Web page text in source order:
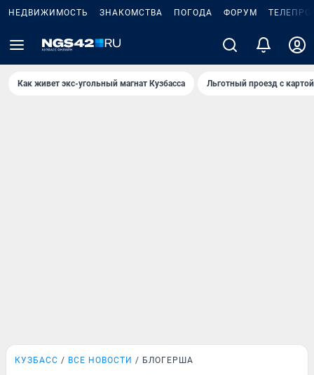
НЕДВИЖИМОСТЬ ЗНАКОМСТВА ПОГОДА ФОРУМ
Как живет экс-угольный магнат Кузбасса Льготный проезд с
КУЗБАСС ВСЕ НОВОСТИ БЛОГЕРША